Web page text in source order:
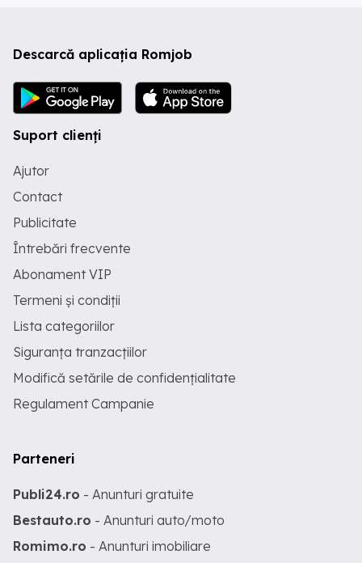
Descarcă aplicația Romjob
Suport clienți
Ajutor
Contact
Publicitate
Întrebări frecvente
Abonament VIP
Termeni și condiții
Lista categoriilor
Siguranța tranzacțiilor
Modifică setările de confidențialitate
Regulament Campanie
Parteneri
Publi24.ro - Anunturi gratuite
Bestauto.ro - Anunturi auto/moto
Romimo.ro - Anunturi imobiliare